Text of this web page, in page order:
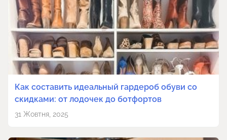
Как составить идеальный гардероб обуви со
скидками: от лодочек до ботфортов
31 Жовтня, 2025